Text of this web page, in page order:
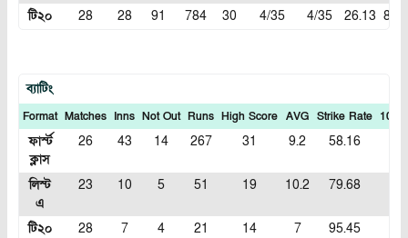
টি২০ 28 28 91 784 30 4/35 4/35 26.13 8.61
ব্যাটিং
Format Matches Inns Not Out Runs High Score AVG Strike Rate 100S
ফার্স্ট
ক্লাস
26 43 14 267 31 9.2 58.16
লিস্ট
এ
23 10 5 51 19 10.2 79.68
টি২০ 28 7 4 21 14 7 95.45